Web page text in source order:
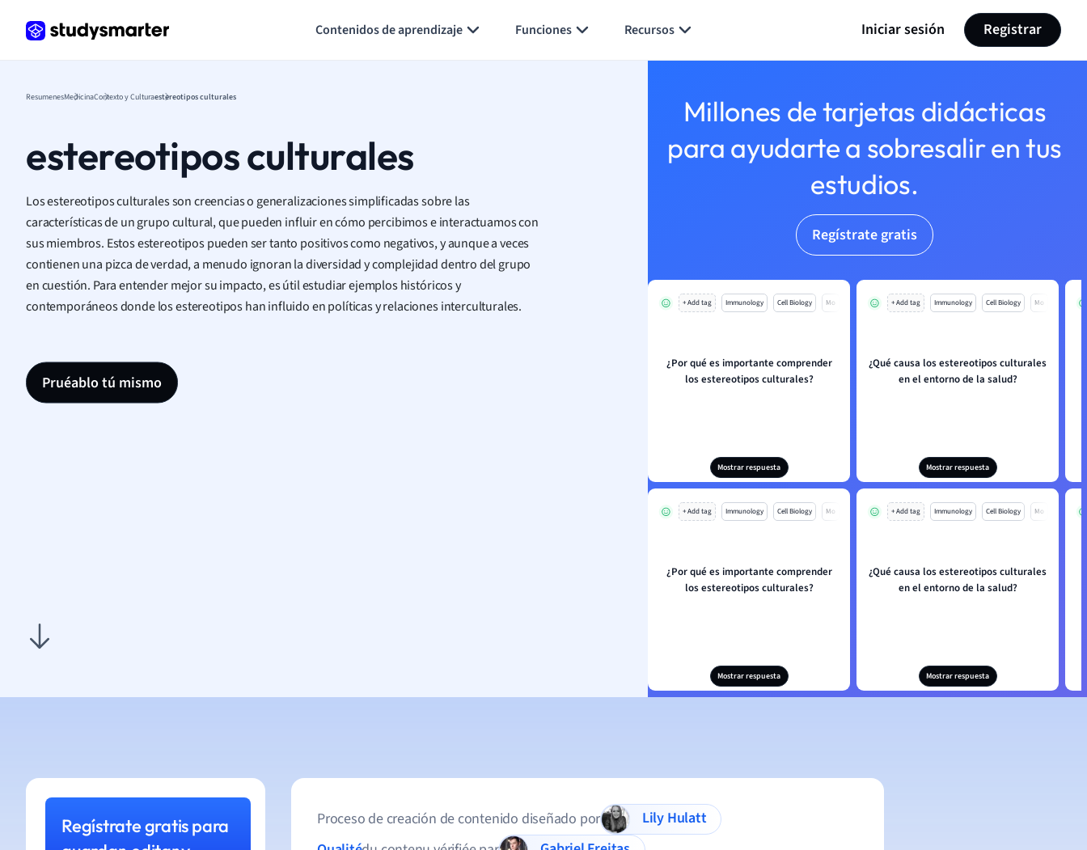
Contenidos de aprendizaje Funciones Recursos Iniciar sesión Registrar
ResumenesMedicinaContexto y Culturaestereotipos culturales
estereotipos culturales
Los estereotipos culturales son creencias o generalizaciones simplificadas sobre las
características de un grupo cultural, que pueden influir en cómo percibimos e interactuamos con
sus miembros. Estos estereotipos pueden ser tanto positivos como negativos, y aunque a veces
contienen una pizca de verdad, a menudo ignoran la diversidad y complejidad dentro del grupo
en cuestión. Para entender mejor su impacto, es útil estudiar ejemplos históricos y
contemporáneos donde los estereotipos han influido en políticas y relaciones interculturales.
Pruéablo tú mismo
Millones de tarjetas didácticas
para ayudarte a sobresalir en tus
estudios.
Regístrate gratis
+ Add tag Immunology Cell Biology Mo
¿Por qué es importante comprender
los estereotipos culturales?
Mostrar respuesta
+ Add tag Immunology Cell Biology Mo
¿Qué causa los estereotipos culturales
en el entorno de la salud?
Mostrar respuesta
+ Add tag Immunology Cell Biology Mo
¿Por qué es importante comprender
los estereotipos culturales?
Mostrar respuesta
+ Add tag Immunology Cell Biology Mo
¿Qué causa los estereotipos culturales
en el entorno de la salud?
Mostrar respuesta
Regístrate gratis para
Proceso de creación de contenido diseñado por
Lily Hulatt